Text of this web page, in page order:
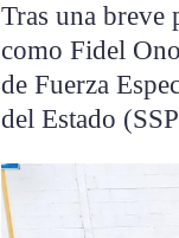
Tras una breve
como Fidel
de Fuerza
del Estado